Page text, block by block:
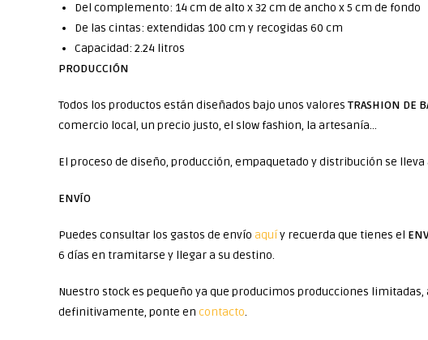
Del complemento: 14 cm de alto x 32 cm de ancho x 5 cm de fondo
De las cintas: extendidas 100 cm y recogidas 60 cm
Capacidad: 2.24 litros
PRODUCCIÓN
Todos los productos están diseñados bajo unos valores TRASHION DE
comercio local, un precio justo, el slow fashion, la artesanía…
El proceso de diseño, producción, empaquetado y distribución se
ENVÍO
Puedes consultar los gastos de envío aquíy recuerda que tienes el
6 días en tramitarse y llegar a su destino.
Nuestro stock es pequeño ya que producimos producciones
definitivamente, ponte en contacto.